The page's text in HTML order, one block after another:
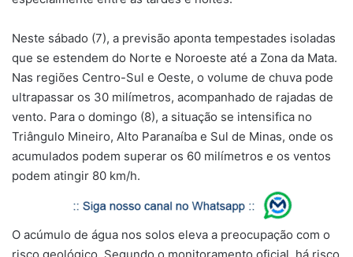
Neste sábado (7), a previsão aponta tempestades isoladas
que se estendem do Norte e Noroeste até a Zona da Mata.
Nas regiões Centro-Sul e Oeste, o volume de chuva pode
ultrapassar os 30 milímetros, acompanhado de rajadas de
vento. Para o domingo (8), a situação se intensifica no
Triângulo Mineiro, Alto Paranaíba e Sul de Minas, onde os
acumulados podem superar os 60 milímetros e os ventos
podem atingir 80 km/h.
O acúmulo de água nos solos eleva a preocupação com o